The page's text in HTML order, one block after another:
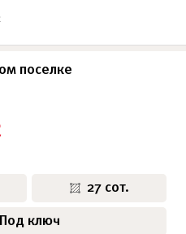
поселке
27 сот.
Под ключ